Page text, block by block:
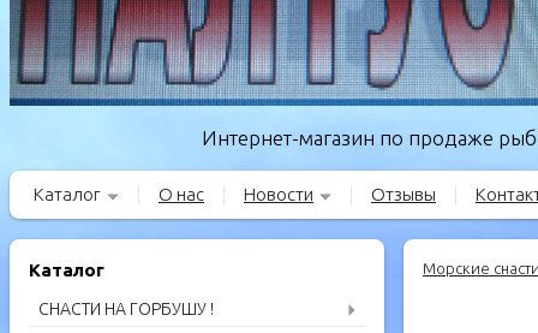
Интернет-магазин по продаже
Каталог О нас Новости Отзывы
Каталог
СНАСТИ НА ГОРБУШУ !
Морские